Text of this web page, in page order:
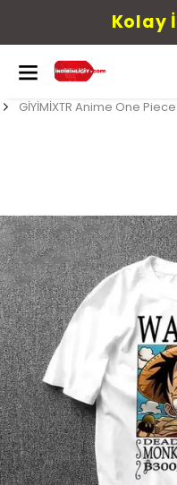
Kolay
GİYİMİXTR Anime One